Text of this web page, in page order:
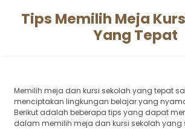
Tips Memilih Meja
Yang Tepat
Memilih meja dan kursi sekolah yang tepat
menciptakan lingkungan belajar yang
Berikut adalah beberapa tips yang dapat
dalam memilih meja dan kursi sekolah yang